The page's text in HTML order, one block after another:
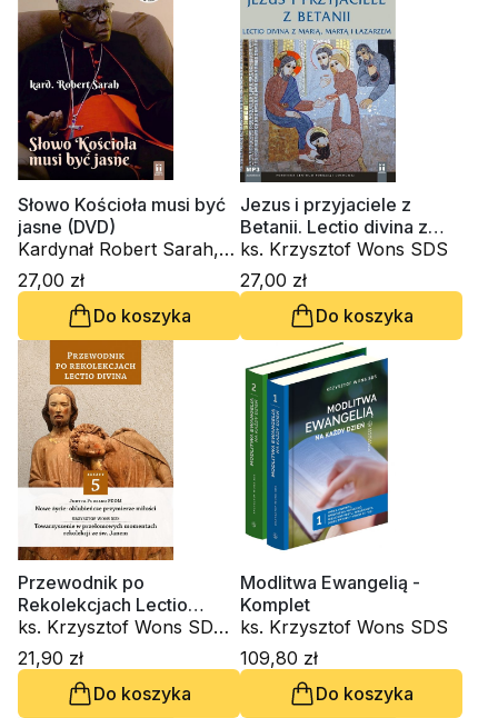
Słowo Kościoła musi być
jasne (DVD)
Kardynał Robert Sarah,
ks. Krzysztof Wons SDS
27,00 zł
Do koszyka
Jezus i przyjaciele z
Betanii. Lectio divina z
Marią, Martą i Łazarzem
(CD-audiobook)
ks. Krzysztof Wons SDS
27,00 zł
Do koszyka
Przewodnik po
Rekolekcjach Lectio
Divina. Zeszyt 5
ks. Krzysztof Wons SDS,
s. Judyta Pudełko PDDM
21,90 zł
Do koszyka
Modlitwa Ewangelią -
Komplet
ks. Krzysztof Wons SDS
109,80 zł
Do koszyka